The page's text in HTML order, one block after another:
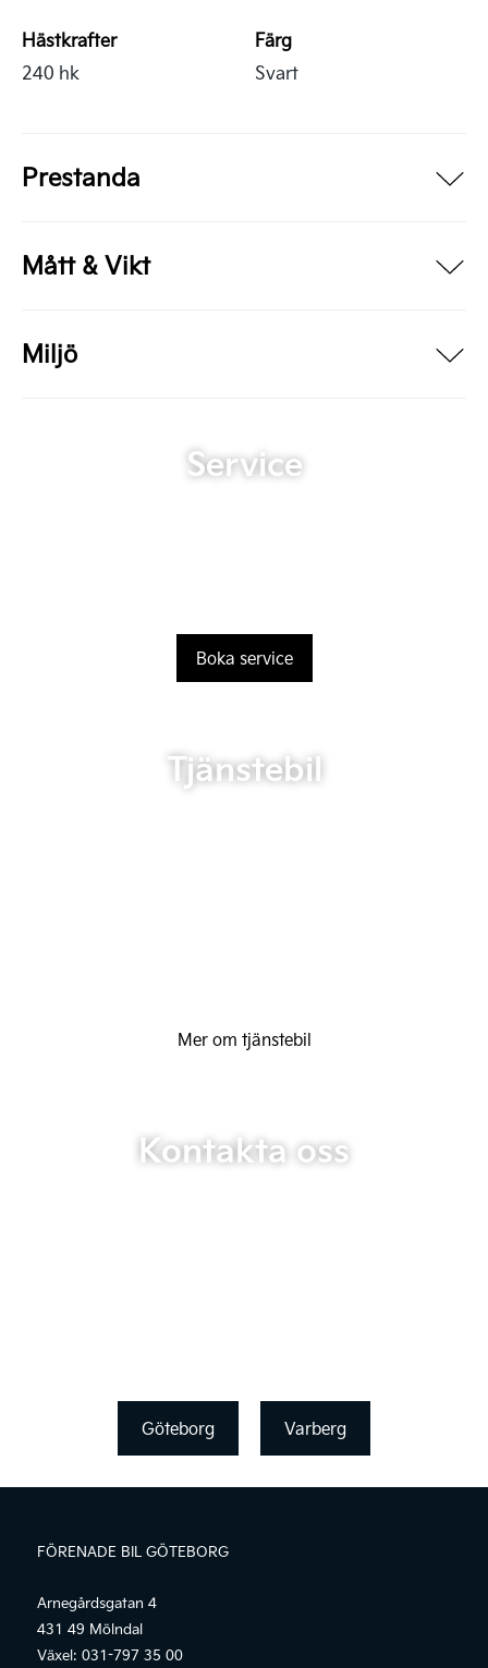
Hästkrafter
240 hk
Färg
Svart
Prestanda
Mått & Vikt
Miljö
Service
Boka service
Tjänstebil
Mer om tjänstebil
Kontakta oss
Göteborg Varberg
FÖRENADE BIL GÖTEBORG
Arnegårdsgatan 4
431 49 Mölndal
Växel: 031-797 35 00